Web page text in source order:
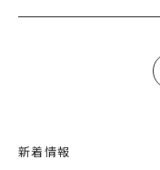
新着情報